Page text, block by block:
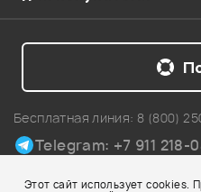
Этот сайт использует cookies.
Бесплатная линия: 8 (800)
Telegram: +7 911 218-